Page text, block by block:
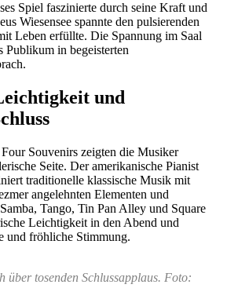
Spiel faszinierte durch seine Kraft und
Wiesensee spannte den pulsierenden
Leben erfüllte. Die Spannung im Saal
Publikum in begeisterten
und
Souvenirs zeigten die Musiker
Seite. Der amerikanische Pianist
traditionelle klassische Musik mit
angelehnten Elementen und
Tango, Tin Pan Alley und Square
Leichtigkeit in den Abend und
und fröhliche Stimmung.
über tosenden Schlussapplaus. Foto: